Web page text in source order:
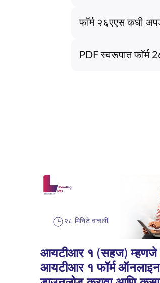
फॉर्म २६एएस कधी
PDF स्वरूपात फॉर्म
२८ मिनिटे वाचली
आयटीआर १ (सहज) म्हणजे
आयटीआर १ फॉर्म